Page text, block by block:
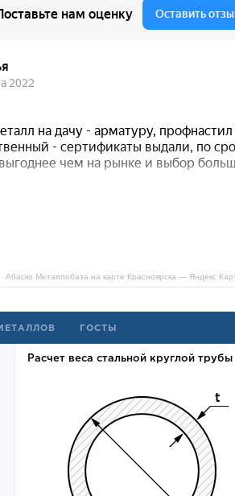
Абаско Металлобаза на карте Красноярска — Яндекс